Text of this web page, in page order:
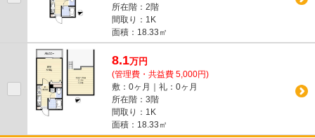
所在階：2階
間取り：1K
面積：18.33㎡
8.1万円
(管理費・共益費 5,000円)
敷：0ヶ月｜礼：0ヶ月
所在階：3階
間取り：1K
面積：18.33㎡